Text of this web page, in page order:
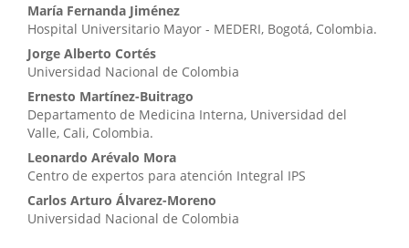
María Fernanda Jiménez
Hospital Universitario Mayor - MEDERI, Bogotá, Colombia.
Jorge Alberto Cortés
Universidad Nacional de Colombia
Ernesto Martínez-Buitrago
Departamento de Medicina Interna, Universidad del
Valle, Cali, Colombia.
Leonardo Arévalo Mora
Centro de expertos para atención Integral IPS
Carlos Arturo Álvarez-Moreno
Universidad Nacional de Colombia